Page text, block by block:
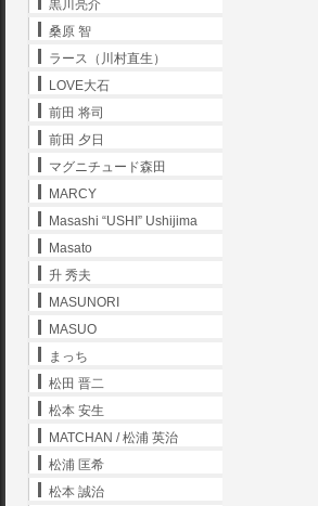
黒川亮介
桑原 智
ラース（川村直生）
LOVE大石
前田 将司
前田 夕日
マグニチュード森田
MARCY
Masashi “USHI” Ushijima
Masato
升 秀夫
MASUNORI
MASUO
まっち
松田 晋二
松本 安生
MATCHAN / 松浦 英治
松浦 匡希
松本 誠治